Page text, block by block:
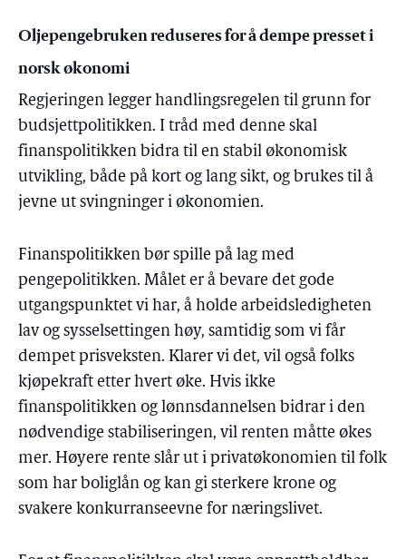
Oljepengebruken reduseres for å dempe presset i
norsk økonomi
Regjeringen legger handlingsregelen til grunn for
budsjettpolitikken. I tråd med denne skal
finanspolitikken bidra til en stabil økonomisk
utvikling, både på kort og lang sikt, og brukes til å
jevne ut svingninger i økonomien.
Finanspolitikken bør spille på lag med
pengepolitikken. Målet er å bevare det gode
utgangspunktet vi har, å holde arbeidsledigheten
lav og sysselsettingen høy, samtidig som vi får
dempet prisveksten. Klarer vi det, vil også folks
kjøpekraft etter hvert øke. Hvis ikke
finanspolitikken og lønnsdannelsen bidrar i den
nødvendige stabiliseringen, vil renten måtte økes
mer. Høyere rente slår ut i privatøkonomien til folk
som har boliglån og kan gi sterkere krone og
svakere konkurranseevne for næringslivet.